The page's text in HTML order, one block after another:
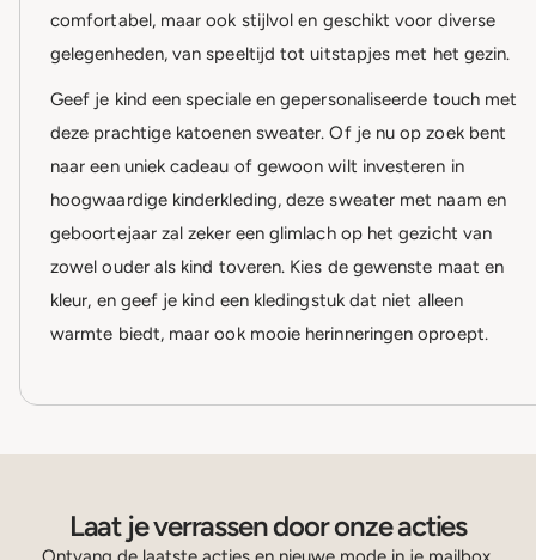
comfortabel, maar ook stijlvol en geschikt voor diverse
gelegenheden, van speeltijd tot uitstapjes met het gezin.
Geef je kind een speciale en gepersonaliseerde touch met
deze prachtige katoenen sweater. Of je nu op zoek bent
naar een uniek cadeau of gewoon wilt investeren in
hoogwaardige kinderkleding, deze sweater met naam en
geboortejaar zal zeker een glimlach op het gezicht van
zowel ouder als kind toveren. Kies de gewenste maat en
kleur, en geef je kind een kledingstuk dat niet alleen
warmte biedt, maar ook mooie herinneringen oproept.
Laat je verrassen door onze acties